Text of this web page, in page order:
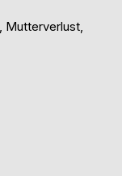
Mutterverlust,